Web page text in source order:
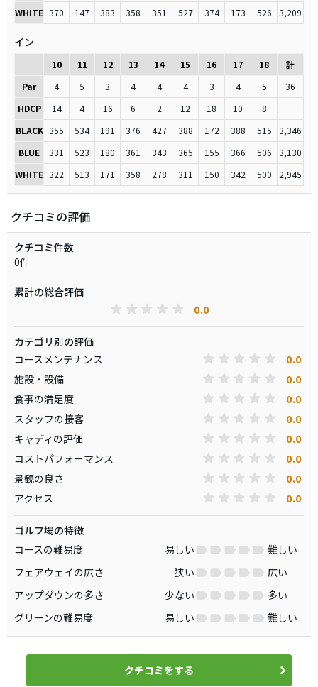
WHITE 370 147 383 358 351 527 374 173 526 3,209
イン
10 11 12 13 14 15 16 17 18
計
Par
4 5 3 4 4 4 3 4 5
36
HDCP
14 4 16 6 2 12 18 10
8
BLACK 355 534 191 376 427 388 172 388 515
3,346
BLUE
331 523 180 361 343 365 155 366 506
3,130
WHITE 322 513 171 358 278 311 150 342 500 2,945
クチコミの評価
クチコミ件数
0件
累計の総合評価
0.0
カテゴリ別の評価
コースメンテナンス
0.0
施設・設備 0.0
食事の満足度 0.0
スタッフの接客 0.0
キャディの評価 0.0
コストパフォーマンス 0.0
景観の良さ 0.0
アクセス 0.0
ゴルフ場の特徴
コースの難易度
易しい
難しい
フェアウェイの広さ
狭い
広い
アップダウンの多さ
少ない
多い
グリーンの難易度
易しい 難しい
クチコミをする